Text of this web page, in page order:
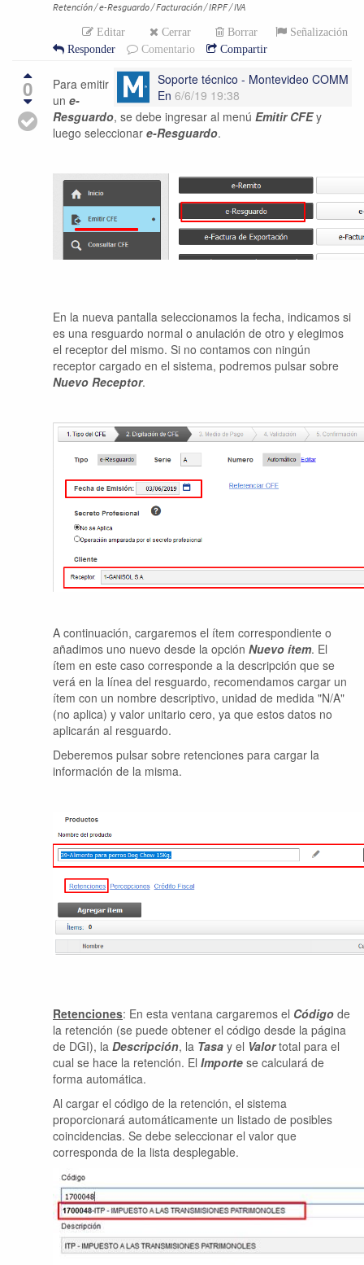
Retención / e-Resguardo / Facturación / IRPF / IVA
Editar Cerrar Borrar
Señalización
Responder
Comentario Compartir
0
Soporte técnico - Montevideo COMM
En 6/6/19 19:38
Para emitir
un e-
Resguardo, se debe ingresar al menú Emitir CFEy
luego seleccionar e-Resguardo.
En la nueva pantalla seleccionamos la fecha, indicamos si
es una resguardo normal o anulación de otro y elegimos
el receptor del mismo. Si no contamos con ningún
receptor cargado en el sistema, podremos pulsar sobre
Nuevo Receptor.
A continuación, cargaremos el ítem correspondiente o
añadimos uno nuevo desde la opción Nuevo ítem. El
ítem en este caso corresponde a la descripción que se
verá en la línea del resguardo, recomendamos cargar un
ítem con un nombre descriptivo, unidad de medida "N/A"
(no aplica) y valor unitario cero, ya que estos datos no
aplicarán al resguardo.
Deberemos pulsar sobre retenciones para cargar la
información de la misma.
Retenciones: En esta ventana cargaremos el Código de
la retención (se puede obtener el código desde la página
de DGI), la Descripción, la Tasa y el Valortotal para el
cual se hace la retención. El Importe se calculará de
forma automática.
Al cargar el código de la retención, el sistema
proporcionará automáticamente un listado de posibles
coincidencias. Se debe seleccionar el valor que
corresponda de la lista desplegable.